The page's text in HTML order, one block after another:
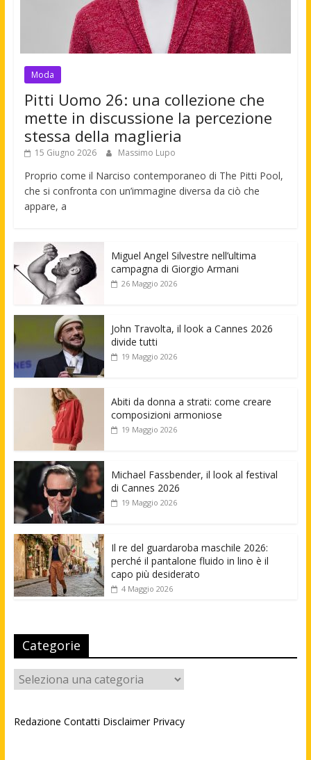
Moda
Pitti Uomo 26: una collezione che
mette in discussione la percezione
stessa della maglieria
15 Giugno 2026 Massimo Lupo
Proprio come il Narciso contemporaneo di The Pitti Pool,
che si confronta con un’immagine diversa da ciò che
appare, a
Miguel Angel Silvestre nell’ultima
campagna di Giorgio Armani
26 Maggio 2026
John Travolta, il look a Cannes 2026
divide tutti
19 Maggio 2026
Abiti da donna a strati: come creare
composizioni armoniose
19 Maggio 2026
Michael Fassbender, il look al festival
di Cannes 2026
19 Maggio 2026
Il re del guardaroba maschile 2026:
perché il pantalone fluido in lino è il
capo più desiderato
4 Maggio 2026
Categorie
Categorie
Redazione Contatti Disclaimer Privacy